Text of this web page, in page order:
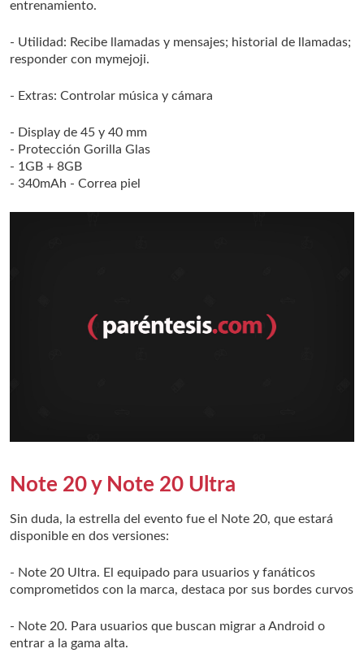
entrenamiento.
- Utilidad: Recibe llamadas y mensajes; historial de llamadas;
responder con mymejoji.
- Extras: Controlar música y cámara
- Display de 45 y 40 mm
- Protección Gorilla Glas
- 1GB + 8GB
- 340mAh - Correa piel
Note 20 y Note 20 Ultra
Sin duda, la estrella del evento fue el Note 20, que estará
disponible en dos versiones:
- Note 20 Ultra. El equipado para usuarios y fanáticos
comprometidos con la marca, destaca por sus bordes curvos
- Note 20. Para usuarios que buscan migrar a Android o
entrar a la gama alta.